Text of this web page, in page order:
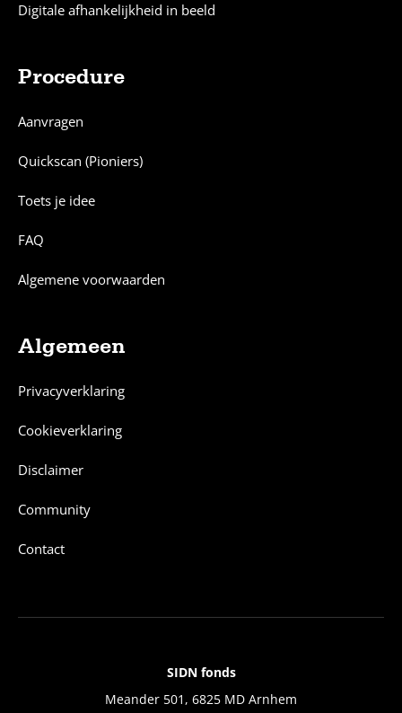
Digitale afhankelijkheid in beeld
Procedure
Aanvragen
Quickscan (Pioniers)
Toets je idee
FAQ
Algemene voorwaarden
Algemeen
Privacyverklaring
Cookieverklaring
Disclaimer
Community
Contact
SIDN fonds
Meander 501, 6825 MD Arnhem